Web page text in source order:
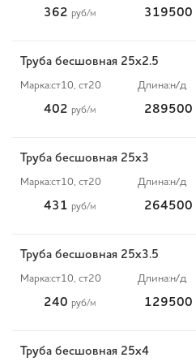
362 руб/м 319500
Труба бесшовная 25х2.5
Марка:ст10, ст20 Длина:н/д
402 руб/м 289500
Труба бесшовная 25х3
Марка:ст10, ст20 Длина:н/д
431 руб/м 264500
Труба бесшовная 25х3.5
Марка:ст10, ст20 Длина:н/д
240 руб/м 129500
Труба бесшовная 25х4